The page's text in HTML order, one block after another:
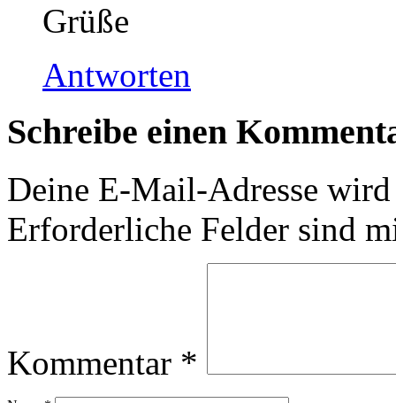
Grüße
Antworten
Schreibe einen
Deine E-Mail-Adresse
Erforderliche Felder sind
Kommentar *